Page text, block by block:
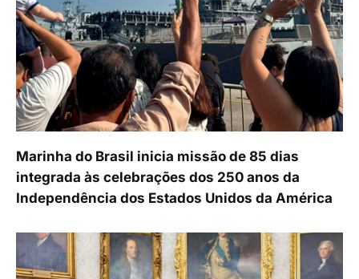
Marinha do Brasil inicia missão de 85 dias
integrada às celebrações dos 250 anos da
Independência dos Estados Unidos da América